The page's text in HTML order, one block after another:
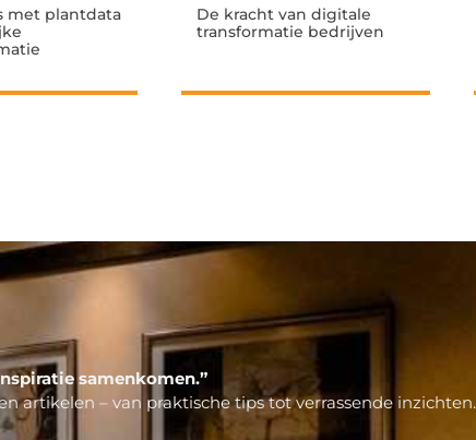
met plantdata
De kracht van digitale
transformatie bedrijven
samenkomen.”
artikelen – van praktische tips tot verrassende inzichten.